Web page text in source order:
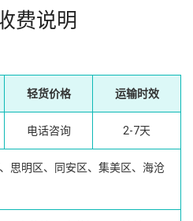
费说明
轻货价格 运输时效
电话咨询 2-7天
思明区、同安区、集美区、海沧